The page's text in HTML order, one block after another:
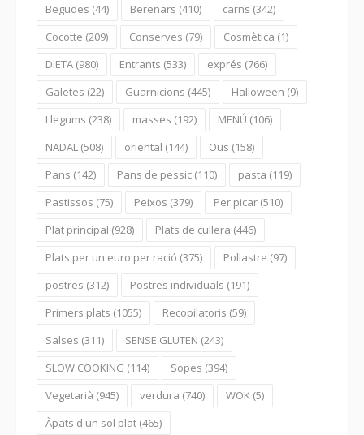
Begudes (44) Berenars (410) carns (342)
Cocotte (209) Conserves (79) Cosmètica (1)
DIETA (980) Entrants (533) exprés (766)
Galetes (22) Guarnicions (445) Halloween (9)
Llegums (238) masses (192) MENÚ (106)
NADAL (508) oriental (144) Ous (158)
Pans (142) Pans de pessic (110) pasta (119)
Pastissos (75) Peixos (379) Per picar (510)
Plat principal (928) Plats de cullera (446)
Plats per un euro per ració (375) Pollastre (97)
postres (312) Postres individuals (191)
Primers plats (1055) Recopilatoris (59)
Salses (311) SENSE GLUTEN (243)
SLOW COOKING (114) Sopes (394)
Vegetarià (945) verdura (740) WOK (5)
Àpats d'un sol plat (465)